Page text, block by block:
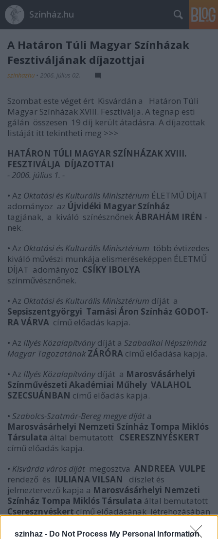
szinhaz - Do Not Process My Personal Information
Színház.hu
A Határon Túli Magyar Színházak
Fesztiváljának díjazottjai
szinhazhu • 2006. július 02.
Szombat este véget ért Kisvárdán a Határon Túli
Magyar Színházak XVIII. Fesztiválja. A tegnap esti
gálán összesen 19 díj került átadásra. A díjazottak
listáját itt tekintheti meg >>>
HATÁRON TÚLI MAGYAR SZÍNHÁZAK XVIII.
FESZTIVÁLJA DÍJAZOTTAI
- 2006. július 1. -
• Az Oktatási és Kulturális Minisztérium ÉLETMŰ DÍJAT
adományoz az Újvidéki Magyar Színház
tagjának, a kiváló színésznőnekÁBRAHÁM IRÉN -
nek.
• Az Oktatási és Kulturális Minisztérium több évtizedes
kiváló művészi munkája elismeréseképpen ÉLETMŰ
DÍJAT adományoz CSÍKY IBOLYA
színművésznőnek.
• Az Oktatási és Kulturális Minisztérium díját a
Sepsiszentgyörgyi Tamási Áron Színház GODOT-
RA VÁRVA című előadás kapja.
• Az Illyés Közalapítvány díját a Szabadkai Népszínház
Magyar Tagozatának ZÁRÓRA című előadása kapja.
• Az Illyés Közalapítvány díját a Marosvásárhelyi
Színművészeti Akadémiai Műhely VALAHOL
SZECSUÁNBAN című előadás kapja.
• Szabolcs-Szatmár-Bereg megye díját a
Marosvásárhelyi Nemzeti Színház Tompa Miklós
Társulata által bemutatott CSERESZNYÉSKERT
című előadás kapja.
• Kisvárda város díját megosztva ANDREEA VULPE
rendező és IULIANA VILSAN díszlet és
jelmeztervező kapja a Marosvásárhelyi Nemzeti
Színház Tompa Miklós Társulata által bemutatott
Cseresznyéskert című előadásának létrehozásában
és az előremutató színpadi világ megalkotásáért.